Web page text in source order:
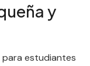
y
para estudiantes